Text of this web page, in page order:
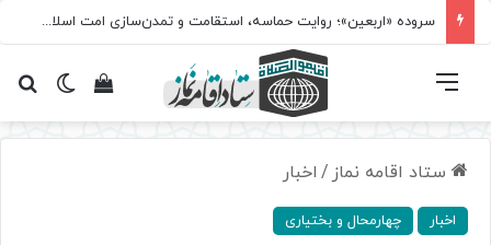
سروده‌ «اربعین»؛ روایت حماسه، استقامت و تمدن‌سازی امت اسلامی
تغییرمشاهده فهرست
ستاد اقامه نماز / اخبار
اخبار چهارمحال و بختیاری